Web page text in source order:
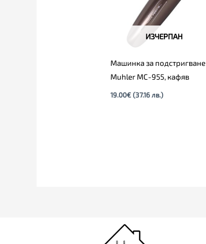
ИЗЧЕРПАН
Машинка за подстригване
Muhler MC-955, кафяв
19.00€(37.16 лв.)